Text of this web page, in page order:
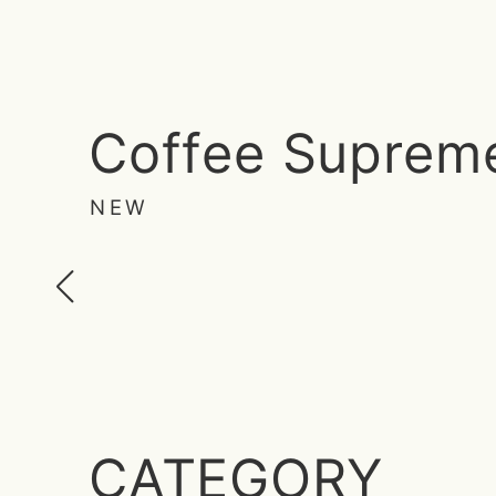
Coffee
NEW
CATEGORY